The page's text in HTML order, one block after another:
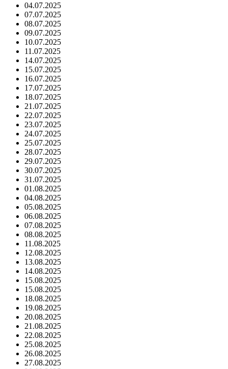
04.07.2025
07.07.2025
08.07.2025
09.07.2025
10.07.2025
11.07.2025
14.07.2025
15.07.2025
16.07.2025
17.07.2025
18.07.2025
21.07.2025
22.07.2025
23.07.2025
24.07.2025
25.07.2025
28.07.2025
29.07.2025
30.07.2025
31.07.2025
01.08.2025
04.08.2025
05.08.2025
06.08.2025
07.08.2025
08.08.2025
11.08.2025
12.08.2025
13.08.2025
14.08.2025
15.08.2025
15.08.2025
18.08.2025
19.08.2025
20.08.2025
21.08.2025
22.08.2025
25.08.2025
26.08.2025
27.08.2025